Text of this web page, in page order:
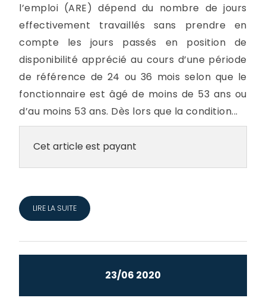
l’emploi (ARE) dépend du nombre de jours
effectivement travaillés sans prendre en
compte les jours passés en position de
disponibilité apprécié au cours d’une période
de référence de 24 ou 36 mois selon que le
fonctionnaire est âgé de moins de 53 ans ou
d’au moins 53 ans. Dès lors que la condition...
Cet article est payant
LIRE LA SUITE
23/06 2020